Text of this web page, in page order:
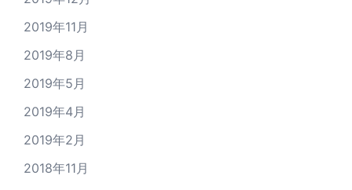
2019年11月
2019年8月
2019年5月
2019年4月
2019年2月
2018年11月